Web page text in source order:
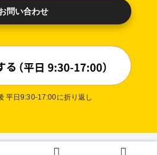
問い合わせ
平日9:30-17:00に折り返し
バシーポリシー